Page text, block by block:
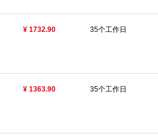
¥ 1732.90 35个工作日
¥ 1363.90 35个工作日